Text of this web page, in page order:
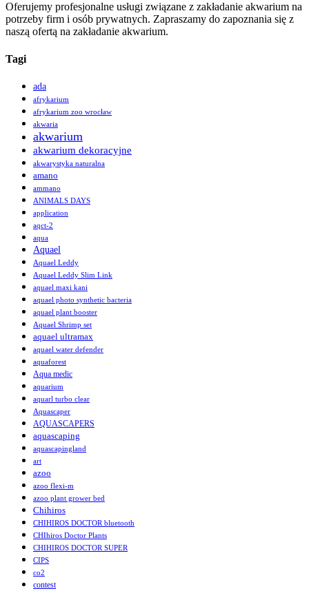
Oferujemy profesjonalne usługi związane z zakładanie akwarium na
potrzeby firm i osób prywatnych. Zapraszamy do zapoznania się z
naszą ofertą na zakładanie akwarium.
Tagi
ada
afrykarium
afrykarium zoo wrocław
akwaria
akwarium
akwarium dekoracyjne
akwarystyka naturalna
amano
ammano
ANIMALS DAYS
application
aqct-2
aqua
Aquael
Aquael Leddy
Aquael Leddy Slim Link
aquael maxi kani
aquael photo synthetic bacteria
aquael plant booster
Aquael Shrimp set
aquael ultramax
aquael water defender
aquaforest
Aqua medic
aquarium
aquarl turbo clear
Aquascaper
AQUASCAPERS
aquascaping
aquascapingland
art
azoo
azoo flexi-m
azoo plant grower bed
Chihiros
CHIHIROS DOCTOR bluetooth
CHIhiros Doctor Plants
CHIHIROS DOCTOR SUPER
CIPS
co2
contest